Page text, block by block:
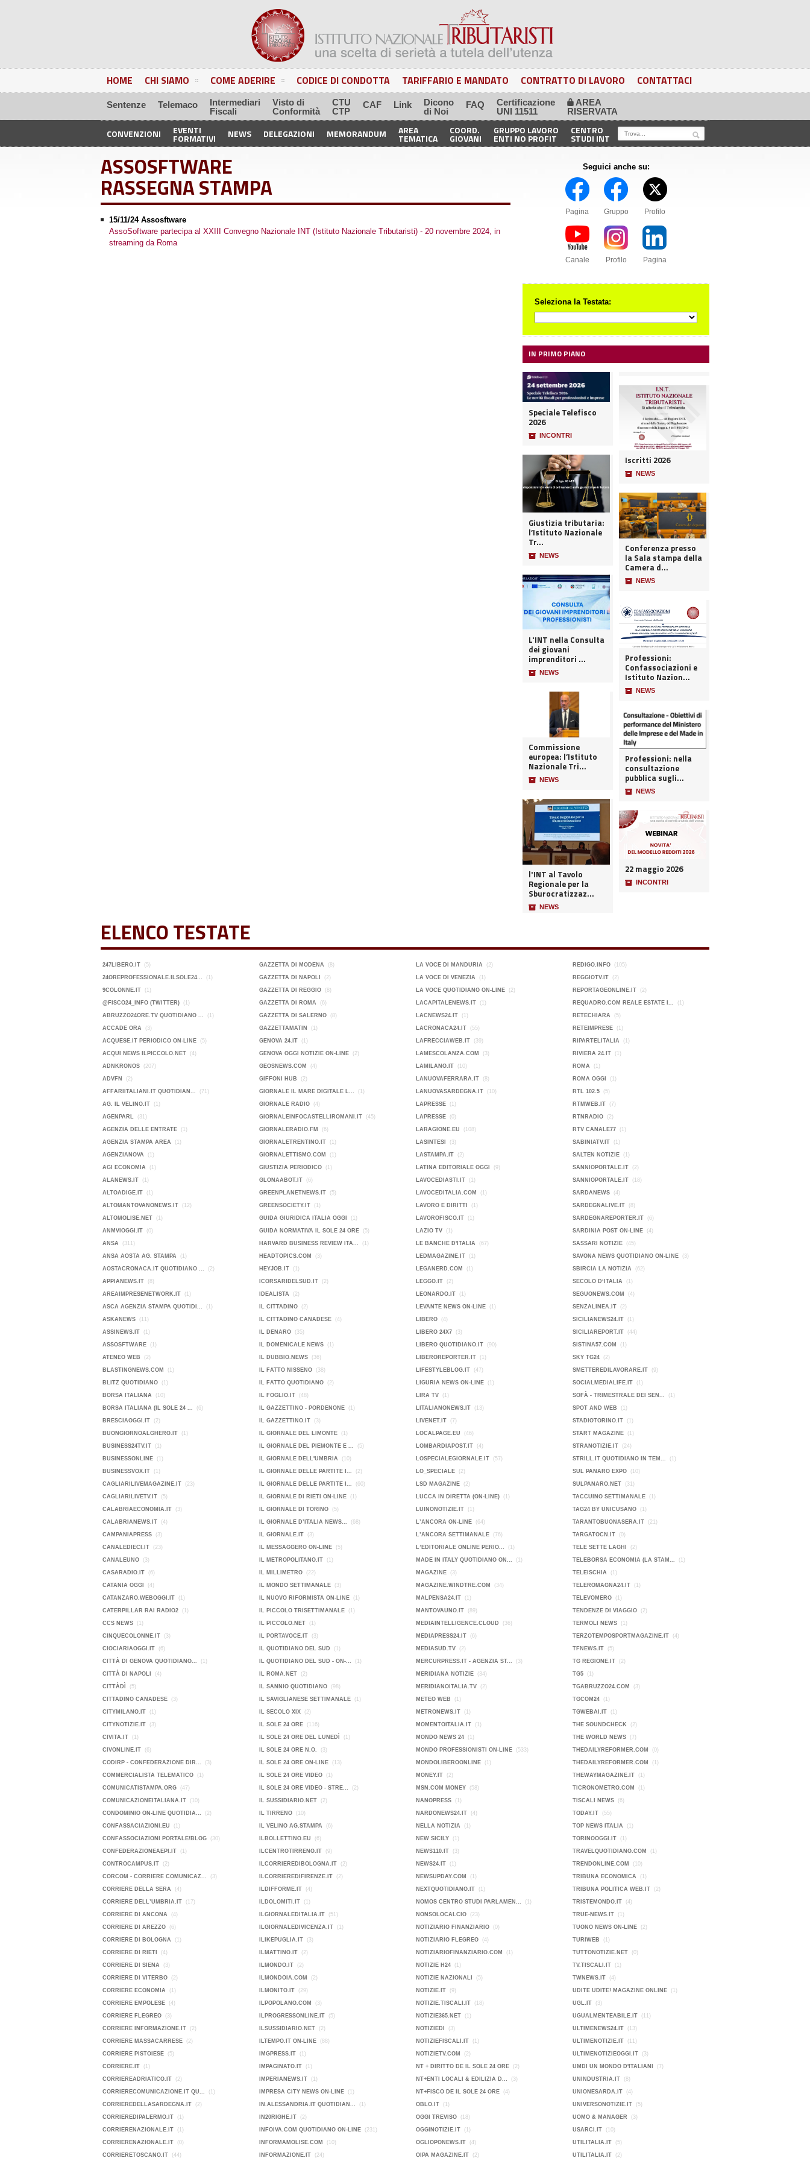
HOME CHI SIAMO COME ADERIRE CODICE DI CONDOTTA TARIFFARIO E MANDATO CONTRATTO DI LAVORO CONTATTACI
Sentenze Telemaco
Intermediari
Fiscali
Visto di
Conformità
CTU
CTP
CAF Link
Dicono
di Noi
FAQ
Certificazione
UNI 11511
🔒 AREA
RISERVATA
CONVENZIONI EVENTI
FORMATIVI NEWS DELEGAZIONI MEMORANDUM AREA
TEMATICA
COORD.
GIOVANI
GRUPPO LAVORO
ENTI NO PROFIT
CENTRO
STUDI INT
ASSOSFTWARE
RASSEGNA STAMPA
15/11/24 Assosftware
AssoSoftware partecipa al XXIII Convegno Nazionale INT (Istituto Nazionale Tributaristi) - 20 novembre 2024, in
streaming da Roma
Seguici anche su:
Pagina Gruppo Profilo
Canale Profilo Pagina
Seleziona la Testata:
IN PRIMO PIANO
Speciale Telefisco
2026
📦 INCONTRI
Giustizia tributaria:
l’Istituto Nazionale
Tr...
📦 NEWS
L'INT nella Consulta
dei giovani
imprenditori ...
📦 NEWS
Commissione
europea: l’Istituto
Nazionale Tri...
📦 NEWS
l'INT al Tavolo
Regionale per la
Sburocratizzaz...
📦 NEWS
Iscritti 2026
📦 NEWS
Conferenza presso
la Sala stampa della
Camera d...
📦 NEWS
Professioni:
Confassociazioni e
Istituto Nazion...
📦 NEWS
Professioni: nella
consultazione
pubblica sugli...
📦 NEWS
22 maggio 2026
📦 INCONTRI
ELENCO TESTATE
247LIBERO.IT (5)
24OREPROFESSIONALE.ILSOLE24... (1)
9COLONNE.IT (1)
@FISCO24_INFO (TWITTER) (1)
ABRUZZO24ORE.TV QUOTIDIANO ... (1)
ACCADE ORA (3)
ACQUESE.IT PERIODICO ON-LINE (5)
ACQUI NEWS ILPICCOLO.NET (4)
ADNKRONOS (207)
ADVFN (2)
AFFARIITALIANI.IT QUOTIDIAN... (71)
AG. IL VELINO.IT (1)
AGENPARL (31)
AGENZIA DELLE ENTRATE (1)
AGENZIA STAMPA AREA (1)
AGENZIANOVA (1)
AGI ECONOMIA (1)
ALANEWS.IT (1)
ALTOADIGE.IT (1)
ALTOMANTOVANONEWS.IT (12)
ALTOMOLISE.NET (1)
ANMVIOGGI.IT (0)
ANSA (311)
ANSA AOSTA AG. STAMPA (1)
AOSTACRONACA.IT QUOTIDIANO ... (2)
APPIANEWS.IT (8)
AREAIMPRESENETWORK.IT (1)
ASCA AGENZIA STAMPA QUOTIDI... (1)
ASKANEWS (11)
ASSINEWS.IT (1)
ASSOSFTWARE (1)
ATENEO WEB (2)
BLASTINGNEWS.COM (1)
BLITZ QUOTIDIANO (1)
BORSA ITALIANA (10)
BORSA ITALIANA (IL SOLE 24 ... (6)
BRESCIAOGGI.IT (2)
BUONGIORNOALGHERO.IT (1)
BUSINESS24TV.IT (1)
BUSINESSONLINE (1)
BUSINESSVOX.IT (1)
CAGLIARILIVEMAGAZINE.IT (23)
CAGLIARILIVETV.IT (5)
CALABRIAECONOMIA.IT (3)
CALABRIANEWS.IT (4)
CAMPANIAPRESS (3)
CANALEDIECI.IT (23)
CANALEUNO (3)
CASARADIO.IT (6)
CATANIA OGGI (4)
CATANZARO.WEBOGGI.IT (1)
CATERPILLAR RAI RADIO2 (1)
CCS NEWS (1)
CINQUECOLONNE.IT (3)
CIOCIARIAOGGI.IT (6)
CITTÀ DI GENOVA QUOTIDIANO... (1)
CITTÀ DI NAPOLI (4)
CITTÀDÌ (5)
CITTADINO CANADESE (3)
CITYMILANO.IT (1)
CITYNOTIZIE.IT (3)
CIVITA.IT (1)
CIVONLINE.IT (6)
CODIRP - CONFEDERAZIONE DIR... (3)
COMMERCIALISTA TELEMATICO (1)
COMUNICATISTAMPA.ORG (47)
COMUNICAZIONEITALIANA.IT (10)
CONDOMINIO ON-LINE QUOTIDIA... (2)
CONFASSACIAZIONI.EU (1)
CONFASSOCIAZIONI PORTALE/BLOG (30)
CONFEDERAZIONEAEPI.IT (1)
CONTROCAMPUS.IT (2)
CORCOM - CORRIERE COMUNICAZ... (3)
CORRIERE DELLA SERA (4)
CORRIERE DELL’UMBRIA.IT (17)
CORRIERE DI ANCONA (4)
CORRIERE DI AREZZO (6)
CORRIERE DI BOLOGNA (1)
CORRIERE DI RIETI (4)
CORRIERE DI SIENA (3)
CORRIERE DI VITERBO (2)
CORRIERE ECONOMIA (1)
CORRIERE EMPOLESE (4)
CORRIERE FLEGREO (3)
CORRIERE INFORMAZIONE.IT (2)
CORRIERE MASSACARRESE (2)
CORRIERE PISTOIESE (5)
CORRIERE.IT (1)
CORRIEREADRIATICO.IT (2)
CORRIERECOMUNICAZIONE.IT QU... (1)
CORRIEREDELLASARDEGNA.IT (2)
CORRIEREDIPALERMO.IT (1)
CORRIERENAZIONALE.IT (1)
CORRIERENAZIONALE.IT (0)
CORRIERETOSCANO.IT (44)
GAZZETTA DI MODENA (8)
GAZZETTA DI NAPOLI (2)
GAZZETTA DI REGGIO (8)
GAZZETTA DI ROMA (6)
GAZZETTA DI SALERNO (8)
GAZZETTAMATIN (1)
GENOVA 24.IT (1)
GENOVA OGGI NOTIZIE ON-LINE (2)
GEOSNEWS.COM (4)
GIFFONI HUB (2)
GIORNALE IL MARE DIGITALE L... (1)
GIORNALE RADIO (4)
GIORNALEINFOCASTELLIROMANI.IT (45)
GIORNALERADIO.FM (6)
GIORNALETRENTINO.IT (1)
GIORNALETTISMO.COM (1)
GIUSTIZIA PERIODICO (1)
GLONAABOT.IT (6)
GREENPLANETNEWS.IT (5)
GREENSOCIETY.IT (1)
GUIDA GIURIDICA ITALIA OGGI (1)
GUIDA NORMATIVA IL SOLE 24 ORE (5)
HARVARD BUSINESS REVIEW ITA... (1)
HEADTOPICS.COM (3)
HEYJOB.IT (1)
ICORSARIDELSUD.IT (2)
IDEALISTA (2)
IL CITTADINO (2)
IL CITTADINO CANADESE (4)
IL DENARO (35)
IL DOMENICALE NEWS (1)
IL DUBBIO.NEWS (36)
IL FATTO NISSENO (38)
IL FATTO QUOTIDIANO (2)
IL FOGLIO.IT (48)
IL GAZZETTINO - PORDENONE (1)
IL GAZZETTINO.IT (3)
IL GIORNALE DEL LIMONTE (1)
IL GIORNALE DEL PIEMONTE E ... (5)
IL GIORNALE DELL'UMBRIA (10)
IL GIORNALE DELLE PARTITE I... (2)
IL GIORNALE DELLE PARTITE I... (60)
IL GIORNALE DI RIETI ON-LINE (1)
IL GIORNALE DI TORINO (5)
IL GIORNALE D’ITALIA NEWS... (68)
IL GIORNALE.IT (3)
IL MESSAGGERO ON-LINE (5)
IL METROPOLITANO.IT (1)
IL MILLIMETRO (22)
IL MONDO SETTIMANALE (3)
IL NUOVO RIFORMISTA ON-LINE (1)
IL PICCOLO TRISETTIMANALE (1)
IL PICCOLO.NET (1)
IL PORTAVOCE.IT (3)
IL QUOTIDIANO DEL SUD (1)
IL QUOTIDIANO DEL SUD - ON-... (1)
IL ROMA.NET (2)
IL SANNIO QUOTIDIANO (98)
IL SAVIGLIANESE SETTIMANALE (1)
IL SECOLO XIX (2)
IL SOLE 24 ORE (116)
IL SOLE 24 ORE DEL LUNEDÌ (1)
IL SOLE 24 ORE N.O. (3)
IL SOLE 24 ORE ON-LINE (13)
IL SOLE 24 ORE VIDEO (1)
IL SOLE 24 ORE VIDEO - STRE... (2)
IL SUSSIDIARIO.NET (2)
IL TIRRENO (10)
IL VELINO AG.STAMPA (6)
ILBOLLETTINO.EU (6)
ILCENTROTIRRENO.IT (9)
ILCORRIEREDIBOLOGNA.IT (2)
ILCORRIEREDIFIRENZE.IT (2)
ILDIFFORME.IT (4)
ILDOLOMITI.IT (1)
ILGIORNALEDITALIA.IT (51)
ILGIORNALEDIVICENZA.IT (1)
ILIKEPUGLIA.IT (3)
ILMATTINO.IT (2)
ILMONDO.IT (2)
ILMONDOIA.COM (2)
ILMONITO.IT (29)
ILPOPOLANO.COM (3)
ILPROGRESSONLINE.IT (5)
ILSUSSIDIARIO.NET (2)
ILTEMPO.IT ON-LINE (88)
IMGPRESS.IT (1)
IMPAGINATO.IT (1)
IMPERIANEWS.IT (1)
IMPRESA CITY NEWS ON-LINE (1)
IN.ALESSANDRIA.IT QUOTIDIAN... (1)
IN20RIGHE.IT (2)
INFOIVA.COM QUOTIDIANO ON-LINE (231)
INFORMAMOLISE.COM (10)
INFORMAZIONE.IT (24)
LA VOCE DI MANDURIA (2)
LA VOCE DI VENEZIA (1)
LA VOCE QUOTIDIANO ON-LINE (2)
LACAPITALENEWS.IT (1)
LACNEWS24.IT (1)
LACRONACA24.IT (55)
LAFRECCIAWEB.IT (39)
LAMESCOLANZA.COM (3)
LAMILANO.IT (10)
LANUOVAFERRARA.IT (8)
LANUOVASARDEGNA.IT (10)
LAPRESSE (1)
LAPRESSE (0)
LARAGIONE.EU (108)
LASINTESI (3)
LASTAMPA.IT (2)
LATINA EDITORIALE OGGI (9)
LAVOCEDIASTI.IT (1)
LAVOCEDITALIA.COM (1)
LAVORO E DIRITTI (1)
LAVOROFISCO.IT (1)
LAZIO TV (1)
LE BANCHE D'ITALIA (67)
LEDMAGAZINE.IT (1)
LEGANERD.COM (1)
LEGGO.IT (2)
LEONARDO.IT (1)
LEVANTE NEWS ON-LINE (1)
LIBERO (4)
LIBERO 24X7 (3)
LIBERO QUOTIDIANO.IT (90)
LIBEROREPORTER.IT (1)
LIFESTYLEBLOG.IT (47)
LIGURIA NEWS ON-LINE (1)
LIRA TV (1)
LITALIANONEWS.IT (13)
LIVENET.IT (7)
LOCALPAGE.EU (46)
LOMBARDIAPOST.IT (4)
LOSPECIALEGIORNALE.IT (57)
LO_SPECIALE (2)
LSD MAGAZINE (2)
LUCCA IN DIRETTA (ON-LINE) (1)
LUINONOTIZIE.IT (1)
L’ANCORA ON-LINE (64)
L’ANCORA SETTIMANALE (76)
L’EDITORIALE ONLINE PERIO... (1)
MADE IN ITALY QUOTIDIANO ON... (1)
MAGAZINE (3)
MAGAZINE.WINDTRE.COM (34)
MALPENSA24.IT (1)
MANTOVAUNO.IT (89)
MEDIAINTELLIGENCE.CLOUD (36)
MEDIAPRESS24.IT (6)
MEDIASUD.TV (2)
MERCURPRESS.IT - AGENZIA ST... (3)
MERIDIANA NOTIZIE (34)
MERIDIANOITALIA.TV (2)
METEO WEB (1)
METRONEWS.IT (1)
MOMENTOITALIA.IT (1)
MONDO NEWS 24 (1)
MONDO PROFESSIONISTI ON-LINE (533)
MONDOLIBEROONLINE (1)
MONEY.IT (2)
MSN.COM MONEY (58)
NANOPRESS (1)
NARDONEWS24.IT (4)
NELLA NOTIZIA (1)
NEW SICILY (1)
NEWS110.IT (3)
NEWS24.IT (1)
NEWSUPDAY.COM (1)
NEXTQUOTIDIANO.IT (1)
NOMOS CENTRO STUDI PARLAMEN... (1)
NONSOLOCALCIO (23)
NOTIZIARIO FINANZIARIO (0)
NOTIZIARIO FLEGREO (4)
NOTIZIARIOFINANZIARIO.COM (1)
NOTIZIE H24 (1)
NOTIZIE NAZIONALI (5)
NOTIZIE.IT (9)
NOTIZIE.TISCALI.IT (18)
NOTIZIE365.NET (1)
NOTIZIEDI (3)
NOTIZIEFISCALI.IT (1)
NOTIZIETV.COM (2)
NT + DIRITTO DE IL SOLE 24 ORE (2)
NT+ENTI LOCALI & EDILIZIA D... (3)
NT+FISCO DE IL SOLE 24 ORE (4)
OBLO.IT (1)
OGGI TREVISO (18)
OGGINOTIZIE.IT (1)
OGLIOPONEWS.IT (4)
OIPA MAGAZINE.IT (2)
REDIGO.INFO (105)
REGGIOTV.IT (2)
REPORTAGEONLINE.IT (2)
REQUADRO.COM REALE ESTATE I... (1)
RETECHIARA (5)
RETEIMPRESE (1)
RIPARTELITALIA (1)
RIVIERA 24.IT (1)
ROMA (1)
ROMA OGGI (1)
RTL 102.5 (5)
RTMWEB.IT (7)
RTNRADIO (2)
RTV CANALE77 (1)
SABINIATV.IT (1)
SALTEN NOTIZIE (1)
SANNIOPORTALE.IT (2)
SANNIOPORTALE.IT (18)
SARDANEWS (4)
SARDEGNALIVE.IT (8)
SARDEGNAREPORTER.IT (6)
SARDINIA POST ON-LINE (4)
SASSARI NOTIZIE (45)
SAVONA NEWS QUOTIDIANO ON-LINE (3)
SBIRCIA LA NOTIZIA (62)
SECOLO D‘ITALIA (1)
SEGUONEWS.COM (4)
SENZALINEA.IT (2)
SICILIANEWS24.IT (1)
SICILIAREPORT.IT (44)
SISTINA57.COM (1)
SKY TG24 (2)
SMETTEREDILAVORARE.IT (9)
SOCIALMEDIALIFE.IT (1)
SOFÀ - TRIMESTRALE DEI SEN... (1)
SPOT AND WEB (1)
STADIOTORINO.IT (1)
START MAGAZINE (1)
STRANOTIZIE.IT (24)
STRILL.IT QUOTIDIANO IN TEM... (1)
SUL PANARO EXPO (10)
SULPANARO.NET (31)
TACCUINO SETTIMANALE (1)
TAG24 BY UNICUSANO (1)
TARANTOBUONASERA.IT (21)
TARGATOCN.IT (0)
TELE SETTE LAGHI (2)
TELEBORSA ECONOMIA (LA STAM... (1)
TELEISCHIA (1)
TELEROMAGNA24.IT (1)
TELEVOMERO (1)
TENDENZE DI VIAGGIO (2)
TERMOLI NEWS (1)
TERZOTEMPOSPORTMAGAZINE.IT (4)
TFNEWS.IT (5)
TG REGIONE.IT (2)
TG5 (1)
TGABRUZZO24.COM (3)
TGCOM24 (1)
TGWEBAI.IT (1)
THE SOUNDCHECK (2)
THE WORLD NEWS (7)
THEDAILYREFORMER.COM (0)
THEDAILYREFORMER.COM (1)
THEWAYMAGAZINE.IT (1)
TICRONOMETRO.COM (1)
TISCALI NEWS (6)
TODAY.IT (55)
TOP NEWS ITALIA (1)
TORINOOGGI.IT (1)
TRAVELQUOTIDIANO.COM (1)
TRENDONLINE.COM (10)
TRIBUNA ECONOMICA (1)
TRIBUNA POLITICA WEB.IT (2)
TRISTEMONDO.IT (4)
TRUE-NEWS.IT (1)
TUONO NEWS ON-LINE (2)
TURIWEB (1)
TUTTONOTIZIE.NET (0)
TV.TISCALI.IT (1)
TWNEWS.IT (4)
UDITE UDITE! MAGAZINE ONLINE (1)
UGL.IT (3)
UGUALMENTEABILE.IT (11)
ULTIMENEWS24.IT (13)
ULTIMENOTIZIE.IT (11)
ULTIMENOTIZIEOGGI.IT (3)
UMDI UN MONDO D'ITALIANI (7)
UNINDUSTRIA.IT (8)
UNIONESARDA.IT (4)
UNIVERSONOTIZIE.IT (5)
UOMO & MANAGER (3)
USARCI.IT (10)
UTILITALIA.IT (5)
UTILITALIA.IT (2)